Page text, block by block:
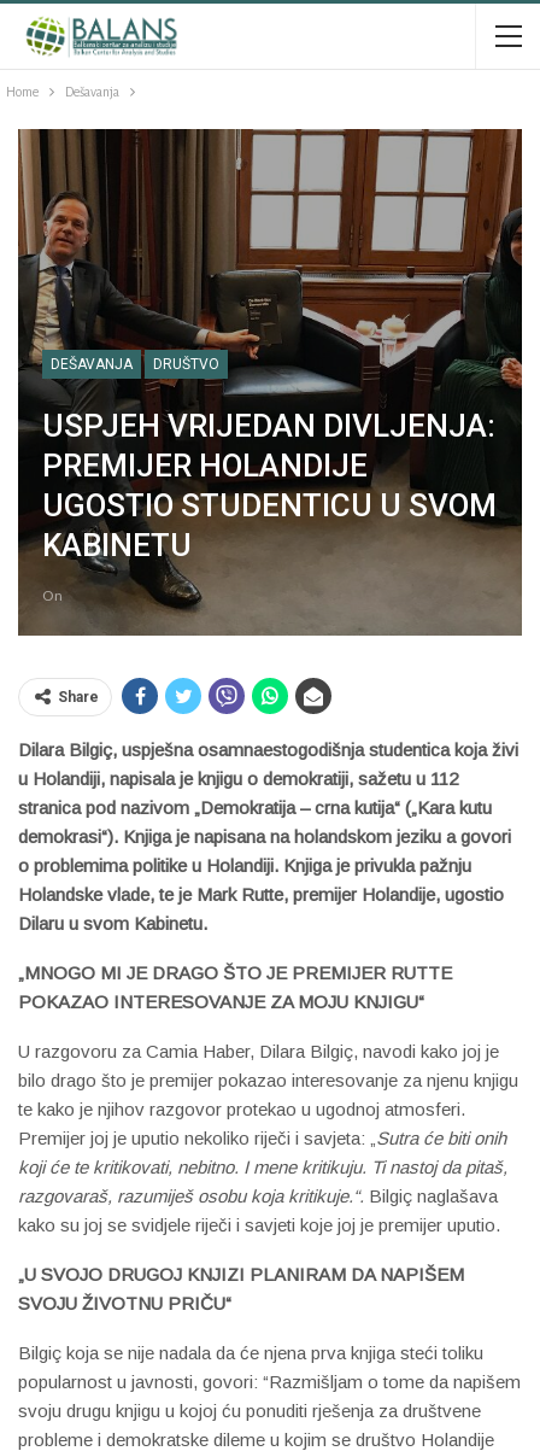
Home Dešavanja
DEŠAVANJA DRUŠTVO
USPJEH VRIJEDAN DIVLJENJA:
PREMIJER HOLANDIJE
UGOSTIO STUDENTICU U SVOM
KABINETU
On
Share
Dilara Bilgiç, uspješna osamnaestogodišnja studentica koja živi
u Holandiji, napisala je knjigu o demokratiji, sažetu u 112
stranica pod nazivom „Demokratija – crna kutija“ („Kara kutu
demokrasi“). Knjiga je napisana na holandskom jeziku a govori
o problemima politike u Holandiji. Knjiga je privukla pažnju
Holandske vlade, te je Mark Rutte, premijer Holandije, ugostio
Dilaru u svom Kabinetu.
„MNOGO MI JE DRAGO ŠTO JE PREMIJER RUTTE
POKAZAO INTERESOVANJE ZA MOJU KNJIGU“
U razgovoru za Camia Haber, Dilara Bilgiç, navodi kako joj je
bilo drago što je premijer pokazao interesovanje za njenu knjigu
te kako je njihov razgovor protekao u ugodnoj atmosferi.
Premijer joj je uputio nekoliko riječi i savjeta: „ Sutra će biti onih
koji će te kritikovati, nebitno. I mene kritikuju. Ti nastoj da pitaš,
razgovaraš, razumiješ osobu koja kritikuje.“. Bilgiç naglašava
kako su joj se svidjele riječi i savjeti koje joj je premijer uputio.
„U SVOJO DRUGOJ KNJIZI PLANIRAM DA NAPIŠEM
SVOJU ŽIVOTNU PRIČU“
Bilgiç koja se nije nadala da će njena prva knjiga steći toliku
popularnost u javnosti, govori: “Razmišljam o tome da napišem
svoju drugu knjigu u kojoj ću ponuditi rješenja za društvene
probleme i demokratske dileme u kojim se društvo Holandije